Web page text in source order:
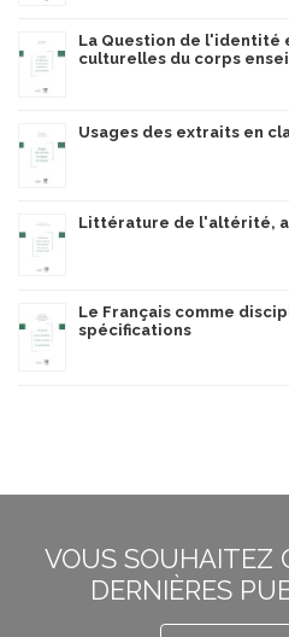
La Question de l'identité
culturelles du corps
Usages des extraits en
Littérature de l'altérité,
Le Français comme
spécifications
VOUS SOUHAITEZ
DERNIÈRES